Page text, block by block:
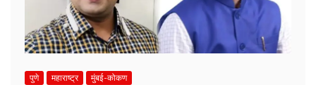
पुणे महाराष्ट्र मुंबई-कोकण